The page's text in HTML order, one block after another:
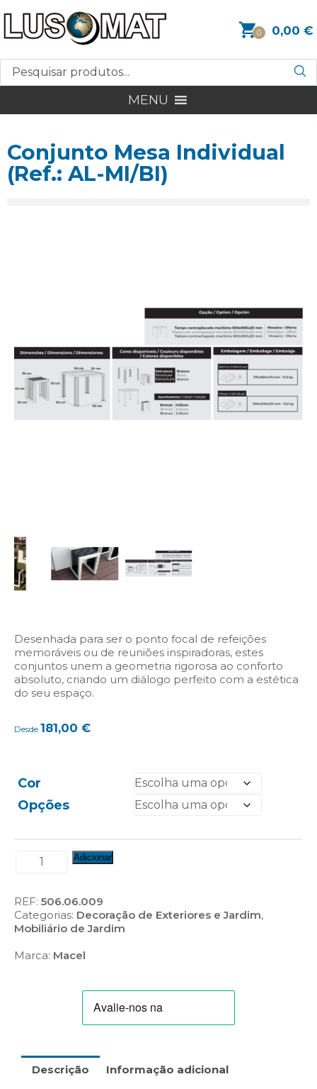
0 0,00 €
MENU
Conjunto Mesa Individual
(Ref.: AL-MI/BI)
Desenhada para ser o ponto focal de refeições
memoráveis ou de reuniões inspiradoras, estes
conjuntos unem a geometria rigorosa ao conforto
absoluto, criando um diálogo perfeito com a estética
do seu espaço.
Desde 181,00 €
Cor
Opções
Quantidade
Mesa
Individual
(Ref.:
MI/BI)
Adicionar
REF: 506.06.009
Categorias: Decoração de Exteriores e Jardim,
Mobiliário de Jardim
Marca: Macel
Descrição Informação adicional